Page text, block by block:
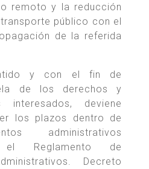
remoto y la reducción
público con el
de la referida
y con el fin de
de los derechos y
deviene
los plazos dentro de
administrativos
Reglamento de
Decreto